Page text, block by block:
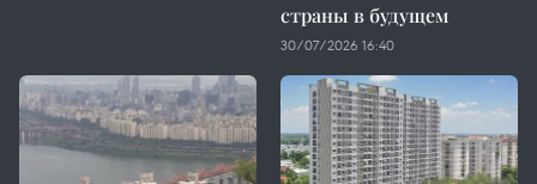
страны в будущем
30/07/2026 16:40